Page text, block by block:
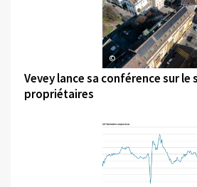
©
Vevey lance sa conférence sur le
propriétaires